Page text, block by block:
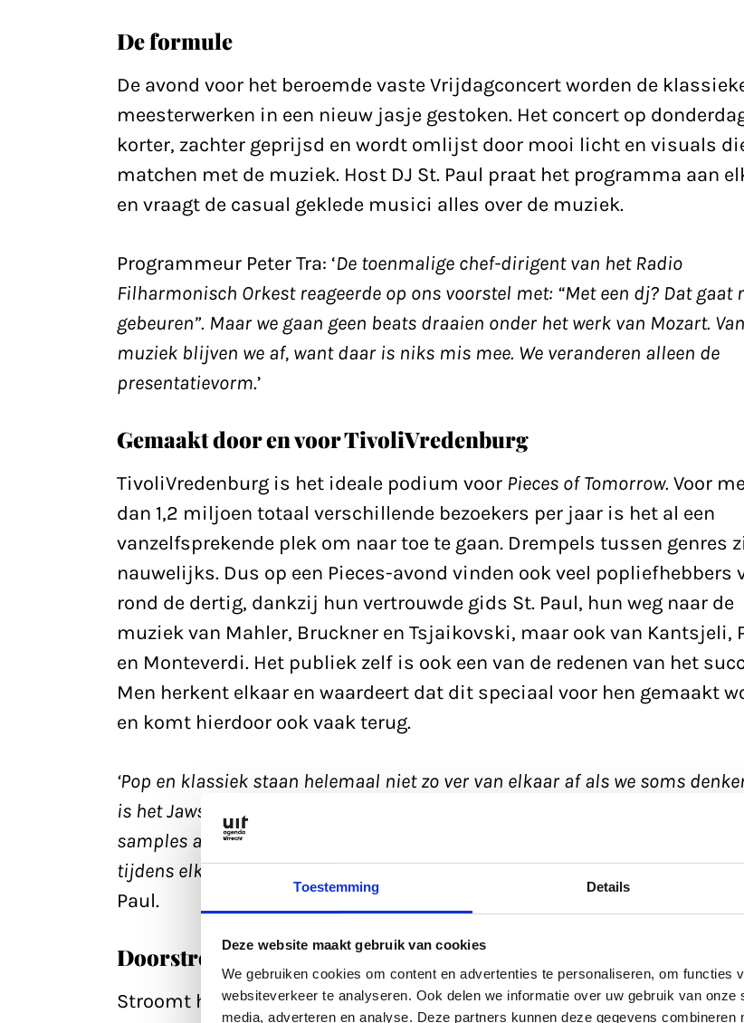
Toestemming Details
Deze website maakt gebruik van cookies
We gebruiken cookies om content en advertenties te personaliseren, om functies
websiteverkeer te analyseren. Ook delen we informatie over uw gebruik van
media, adverteren en analyse. Deze partners kunnen deze gegevens combineren
De formule
De avond voor het beroemde vaste Vrijdagconcert worden de
meesterwerken in een nieuw jasje gestoken. Het concert op
korter, zachter geprijsd en wordt omlijst door mooi licht en visuals
matchen met de muziek. Host DJ St. Paul praat het programma aan
en vraagt de casual geklede musici alles over de muziek.
Programmeur Peter Tra: ‘De toenmalige chef-dirigent van het Radio
Filharmonisch Orkest reageerde op ons voorstel met: “Met een dj? Dat gaat
gebeuren”. Maar we gaan geen beats draaien onder het werk van Mozart.
muziek blijven we af, want daar is niks mis mee. We veranderen alleen de
presentatievorm.’
Gemaakt door en voor TivoliVredenburg
TivoliVredenburg is het ideale podium voor Pieces of Tomorrow. Voor
dan 1,2 miljoen totaal verschillende bezoekers per jaar is het al een
vanzelfsprekende plek om naar toe te gaan. Drempels tussen genres
nauwelijks. Dus op een Pieces-avond vinden ook veel popliefhebbers
rond de dertig, dankzij hun vertrouwde gids St. Paul, hun weg naar de
muziek van Mahler, Bruckner en Tsjaikovski, maar ook van Kantsjeli,
en Monteverdi. Het publiek zelf is ook een van de redenen van het
Men herkent elkaar en waardeert dat dit speciaal voor hen gemaakt
en komt hierdoor ook vaak terug.
‘Pop en klassiek staan helemaal niet zo ver van elkaar af als we soms
is het Jaws-thema bijna één-op-één gekopieerd van Stravinsky en zijn
samples alomtegenwoordig in de dancemuziek. Op die manier proberen we
tijdens elke Pieces-avond bruggen te slaan tussen pop en klassiek.’vertelt
Paul.
Doorstroming reguliere klassieke concerten
Stroomt het publiek van de Pieces-avonden door naar de reguliere